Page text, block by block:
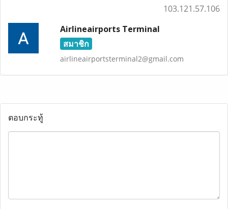
103.121.57.106
Airlineairports Terminal
สมาชิก
airlineairportsterminal2@gmail.com
ตอบกระทู้